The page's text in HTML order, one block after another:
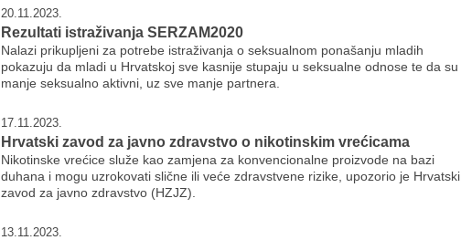
20.11.2023.
Rezultati istraživanja SERZAM2020
Nalazi prikupljeni za potrebe istraživanja o seksualnom ponašanju mladih
pokazuju da mladi u Hrvatskoj sve kasnije stupaju u seksualne odnose te da su
manje seksualno aktivni, uz sve manje partnera.
17.11.2023.
Hrvatski zavod za javno zdravstvo o nikotinskim vrećicama
Nikotinske vrećice služe kao zamjena za konvencionalne proizvode na bazi
duhana i mogu uzrokovati slične ili veće zdravstvene rizike, upozorio je Hrvatski
zavod za javno zdravstvo (HZJZ).
13.11.2023.